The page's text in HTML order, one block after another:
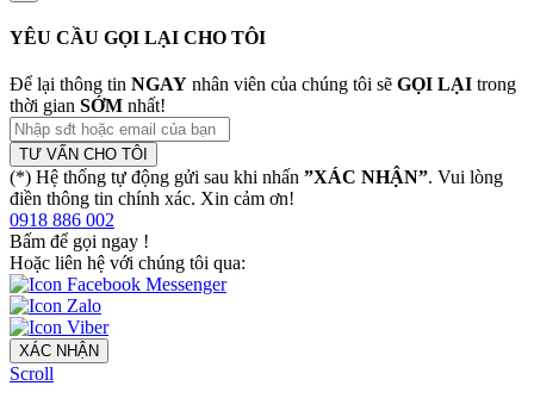
YÊU CẦU GỌI LẠI CHO TÔI
Để lại thông tin NGAY nhân viên của chúng tôi sẽ GỌI LẠI trong
thời gian SỚM nhất!
TƯ VẤN CHO TÔI
(*) Hệ thống tự động gửi sau khi nhấn ”XÁC NHẬN”. Vui lòng
điền thông tin chính xác. Xin cảm ơn!
0918 886 002
Bấm để gọi ngay !
Hoặc liên hệ với chúng tôi qua:
XÁC NHẬN
Scroll